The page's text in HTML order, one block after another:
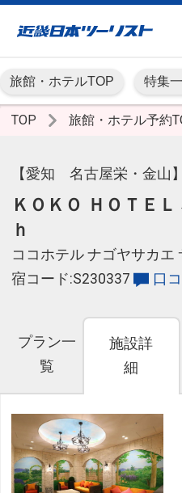
旅館・ホテルTOP 特集
TOP 旅館・ホテル予約
【愛知 名古屋栄・金山】
ＫＯＫＯ ＨＯＴＥ
ｈ
ココホテル ナゴヤサカエ
宿コード:S230337
口
プラン一
覧
施設詳
細